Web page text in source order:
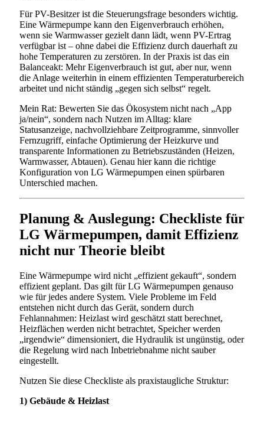
Für PV-Besitzer ist die Steuerungsfrage besonders wichtig.
Eine Wärmepumpe kann den Eigenverbrauch erhöhen,
wenn sie Warmwasser gezielt dann lädt, wenn PV-Ertrag
verfügbar ist – ohne dabei die Effizienz durch dauerhaft zu
hohe Temperaturen zu zerstören. In der Praxis ist das ein
Balanceakt: Mehr Eigenverbrauch ist gut, aber nur, wenn
die Anlage weiterhin in einem effizienten Temperaturbereich
arbeitet und nicht ständig „gegen sich selbst“ regelt.
Mein Rat: Bewerten Sie das Ökosystem nicht nach „App
ja/nein“, sondern nach Nutzen im Alltag: klare
Statusanzeige, nachvollziehbare Zeitprogramme, sinnvoller
Fernzugriff, einfache Optimierung der Heizkurve und
transparente Informationen zu Betriebszuständen (Heizen,
Warmwasser, Abtauen). Genau hier kann die richtige
Konfiguration von LG Wärmepumpen einen spürbaren
Unterschied machen.
Planung & Auslegung: Checkliste für
LG Wärmepumpen, damit Effizienz
nicht nur Theorie bleibt
Eine Wärmepumpe wird nicht „effizient gekauft“, sondern
effizient geplant. Das gilt für LG Wärmepumpen genauso
wie für jedes andere System. Viele Probleme im Feld
entstehen nicht durch das Gerät, sondern durch
Fehlannahmen: Heizlast wird geschätzt statt berechnet,
Heizflächen werden nicht betrachtet, Speicher werden
„irgendwie“ dimensioniert, die Hydraulik ist ungünstig, oder
die Regelung wird nach Inbetriebnahme nicht sauber
eingestellt.
Nutzen Sie diese Checkliste als praxistaugliche Struktur:
1) Gebäude & Heizlast